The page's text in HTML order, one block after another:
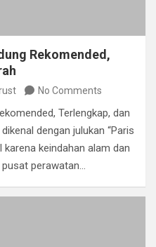
Rekomended,
No Comments
Terlengkap, dan
dengan julukan “Paris
karena keindahan alam dan
perawatan…